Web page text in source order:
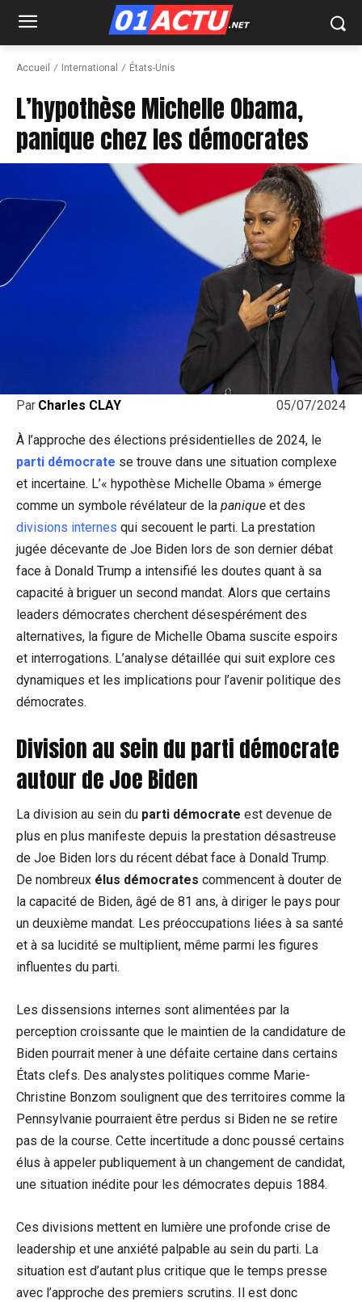
Accueil International États-Unis
L’hypothèse Michelle Obama,
panique chez les démocrates
05/07/2024
Par Charles CLAY
À l’approche des élections présidentielles de 2024, le
parti démocrate se trouve dans une situation complexe
et incertaine. L’« hypothèse Michelle Obama » émerge
comme un symbole révélateur de la panique et des
divisions internes qui secouent le parti. La prestation
jugée décevante de Joe Biden lors de son dernier débat
face à Donald Trump a intensifié les doutes quant à sa
capacité à briguer un second mandat. Alors que certains
leaders démocrates cherchent désespérément des
alternatives, la figure de Michelle Obama suscite espoirs
et interrogations. L’analyse détaillée qui suit explore ces
dynamiques et les implications pour l’avenir politique des
démocrates.
Division au sein du parti démocrate
autour de Joe Biden
La division au sein du parti démocrate est devenue de
plus en plus manifeste depuis la prestation désastreuse
de Joe Biden lors du récent débat face à Donald Trump.
De nombreux élus démocrates commencent à douter de
la capacité de Biden, âgé de 81 ans, à diriger le pays pour
un deuxième mandat. Les préoccupations liées à sa santé
et à sa lucidité se multiplient, même parmi les figures
influentes du parti.
Les dissensions internes sont alimentées par la
perception croissante que le maintien de la candidature de
Biden pourrait mener à une défaite certaine dans certains
États clefs. Des analystes politiques comme Marie-
Christine Bonzom soulignent que des territoires comme la
Pennsylvanie pourraient être perdus si Biden ne se retire
pas de la course. Cette incertitude a donc poussé certains
élus à appeler publiquement à un changement de candidat,
une situation inédite pour les démocrates depuis 1884.
Ces divisions mettent en lumière une profonde crise de
leadership et une anxiété palpable au sein du parti. La
situation est d’autant plus critique que le temps presse
avec l’approche des premiers scrutins. Il est donc